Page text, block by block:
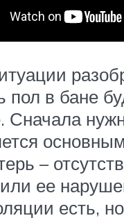
пол в бане
Сначала
–
ее
есть,